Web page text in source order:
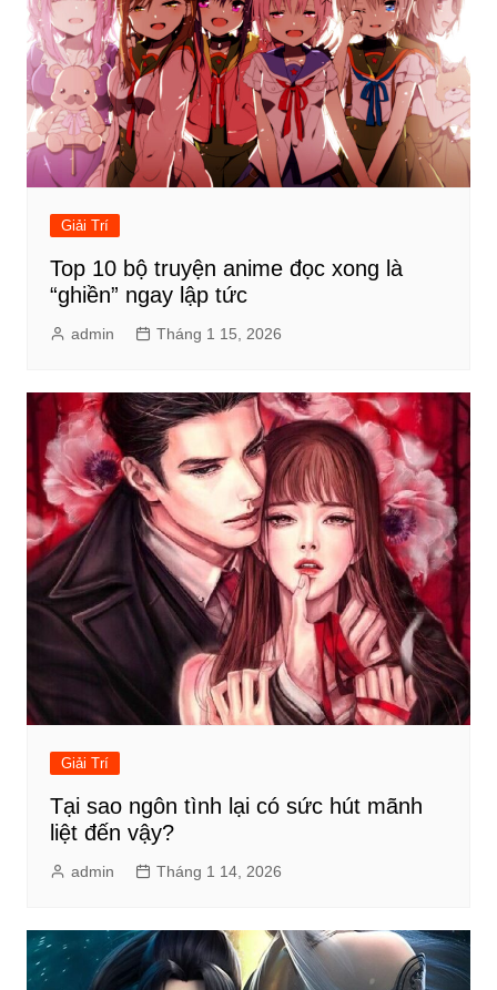
Giải Trí
Top 10 bộ truyện anime đọc xong là
“ghiền” ngay lập tức
admin Tháng 1 15, 2026
Giải Trí
Tại sao ngôn tình lại có sức hút mãnh
liệt đến vậy?
admin Tháng 1 14, 2026